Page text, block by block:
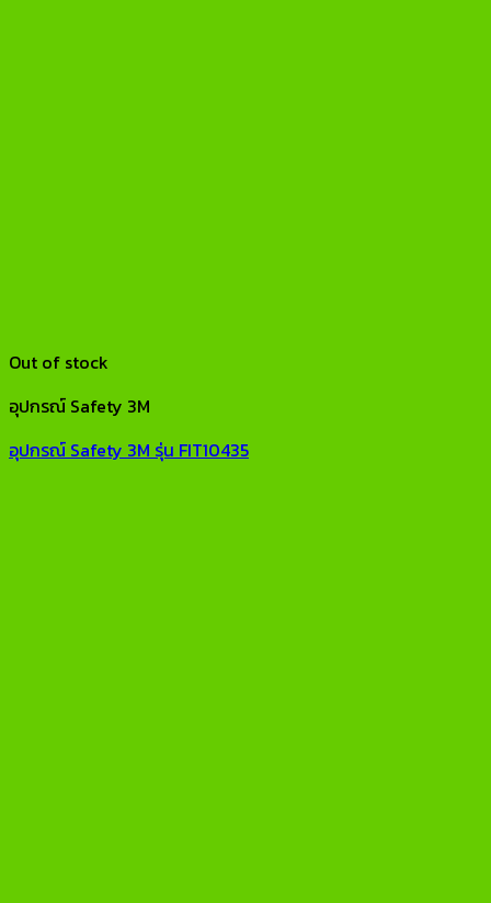
Out of stock
อุปกรณ์ Safety 3M
อุปกรณ์ Safety 3M รุ่น FIT10435